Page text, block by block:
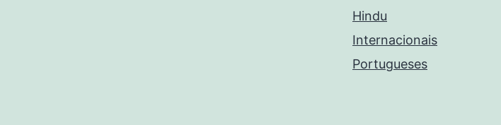
Hindu
Internacionais
Portugueses